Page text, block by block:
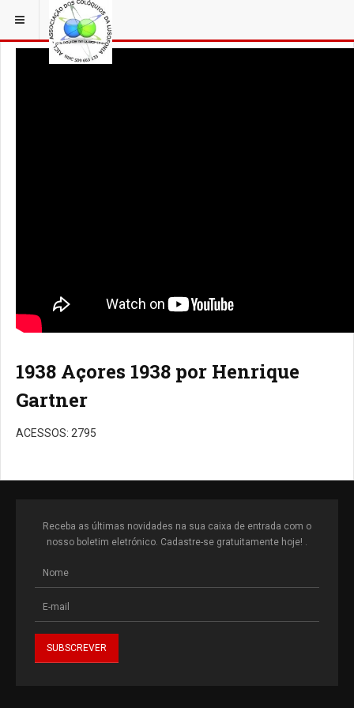
ESTÁ EM... AÇORFILM
1938 Açores 1938 por Henrique
Gartner
ACESSOS: 2795
Receba as últimas novidades na sua caixa de entrada com o
nosso boletim eletrónico. Cadastre-se gratuitamente hoje! .